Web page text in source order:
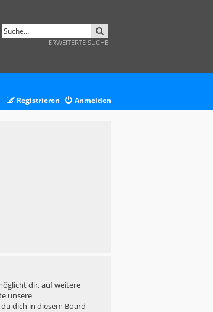
ERWEITERTE SUCHE
Anmelden
Registrieren
dir, auf weitere
unsere
dich in diesem Board